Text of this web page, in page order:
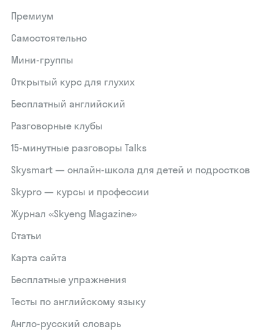
Премиум
Самостоятельно
Мини-группы
Открытый курс для глухих
Бесплатный английский
Разговорные клубы
15‑минутные разговоры Talks
Skysmart — онлайн-школа для детей и подростков
Skypro — курсы и профессии
Журнал «Skyeng Magazine»
Статьи
Карта сайта
Бесплатные упражнения
Тесты по английскому языку
Англо-русский словарь